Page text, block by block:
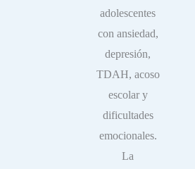
adolescentes
con ansiedad,
depresión,
TDAH, acoso
escolar y
dificultades
emocionales.
La